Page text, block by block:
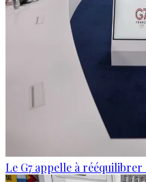
Le G7 appelle à